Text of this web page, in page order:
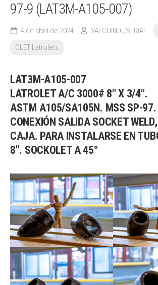
97-9 (LAT3M-A105-007)
4 de abril de 2024 VALCOINDUSTRIAL
OLET Latrolets
LAT3M-A105-007
LATROLET A/C 3000# 8″ X 3/4″.
ASTM A105/SA105N. MSS SP-97.
CONEXIÓN SALIDA SOCKET
CAJA. PARA INSTALARSE EN
8″. SOCKOLET A 45°